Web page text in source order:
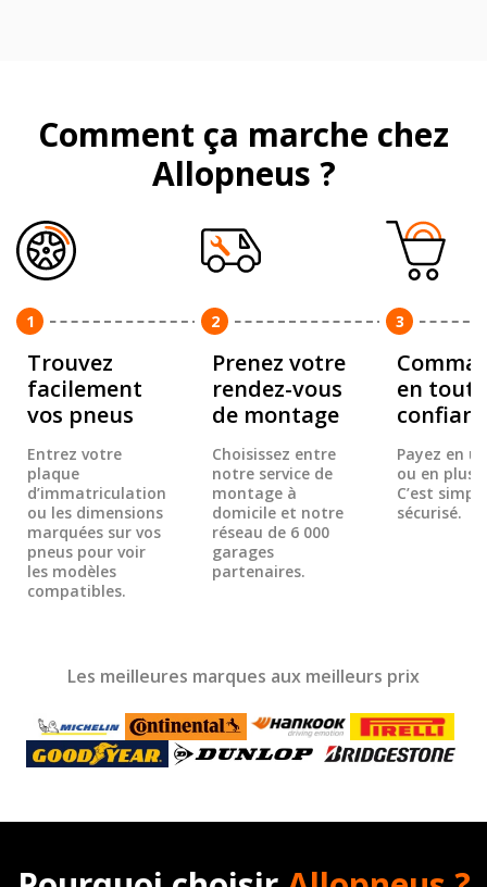
Comment ça marche chez
Allopneus ?
1
Trouvez
facilement
vos pneus
Entrez votre
plaque
d’immatriculation
ou les dimensions
marquées sur vos
pneus pour voir
les modèles
compatibles.
2
Prenez votre
rendez-vous
de montage
Choisissez entre
notre service de
montage à
domicile et notre
réseau de 6 000
garages
partenaires.
3
en toute
Payez en
ou en
C’est
sécurisé.
Les meilleures marques aux meilleurs prix